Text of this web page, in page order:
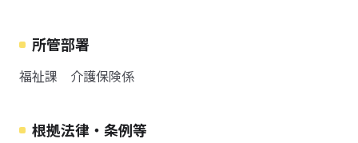
所管部署
福祉課 介護保険係
根拠法律・条例等